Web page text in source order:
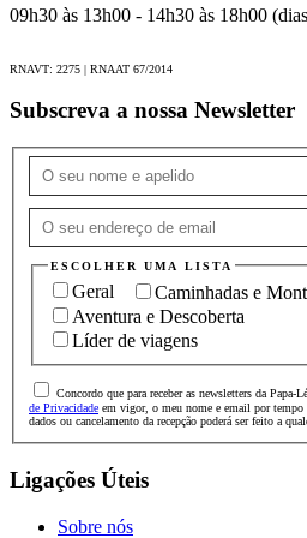
09h30 às 13h00 - 14h30 às 18h00
RNAVT: 2275 | RNAAT 67/2014
Subscreva a nossa Newsletter
ESCOLHER UMA LISTA
Geral
Caminhadas e
Aventura e Descoberta
Líder de viagens
Concordo que para receber as newsletters da Papa-
de Privacidade em vigor, o meu nome e email por tempo
dados ou cancelamento da recepção poderá ser feito a
Ligações Úteis
Sobre nós